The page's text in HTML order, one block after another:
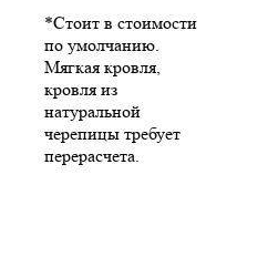
*Стоит в стоимости
по умолчанию.
Мягкая кровля,
кровля из
натуральной
черепицы требует
перерасчета.